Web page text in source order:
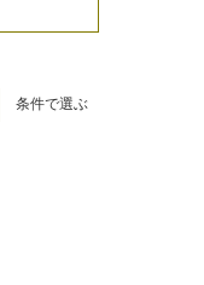
条件で選ぶ